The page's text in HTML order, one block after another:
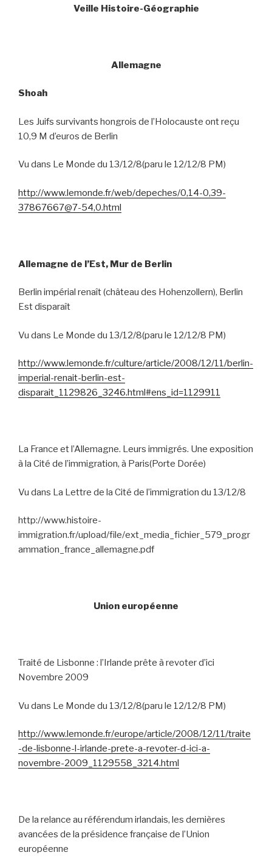
Veille Histoire-Géographie
Allemagne
Shoah
Les Juifs survivants hongrois de l’Holocauste ont reçu
10,9 M d’euros de Berlin
Vu dans Le Monde du 13/12/8(paru le 12/12/8 PM)
http://www.lemonde.fr/web/depeches/0,14-0,39-
37867667@7-54,0.html
Allemagne de l’Est, Mur de Berlin
Berlin impérial renaît (château des Hohenzollern), Berlin
Est disparaît
Vu dans Le Monde du 13/12/8(paru le 12/12/8 PM)
http://www.lemonde.fr/culture/article/2008/12/11/berlin-
imperial-renait-berlin-est-
disparait_1129826_3246.html#ens_id=1129911
La France et l’Allemagne. Leurs immigrés. Une exposition
à la Cité de l’immigration, à Paris(Porte Dorée)
Vu dans La Lettre de la Cité de l’immigration du 13/12/8
http://www.histoire-
immigration.fr/upload/file/ext_media_fichier_579_progr
ammation_france_allemagne.pdf
Union européenne
Traité de Lisbonne : l’Irlande prête à revoter d’ici
Novembre 2009
Vu dans Le Monde du 13/12/8(paru le 12/12/8 PM)
http://www.lemonde.fr/europe/article/2008/12/11/traite
-de-lisbonne-l-irlande-prete-a-revoter-d-ici-a-
novembre-2009_1129558_3214.html
De la relance au référendum irlandais, les dernières
avancées de la présidence française de l’Union
européenne